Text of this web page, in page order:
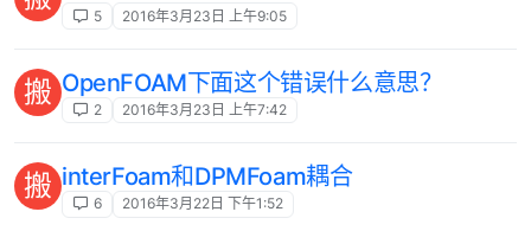
5 2016年3月23日 上午9:05
搬 OpenFOAM下面这个错误什么意思？
2 2016年3月23日 上午7:42
搬 interFoam和DPMFoam耦合
6 2016年3月22日 下午1:52